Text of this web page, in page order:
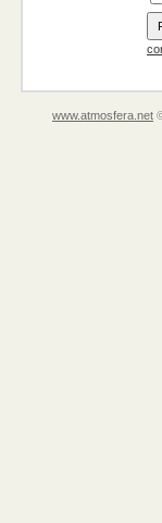
www.atmosfera.net